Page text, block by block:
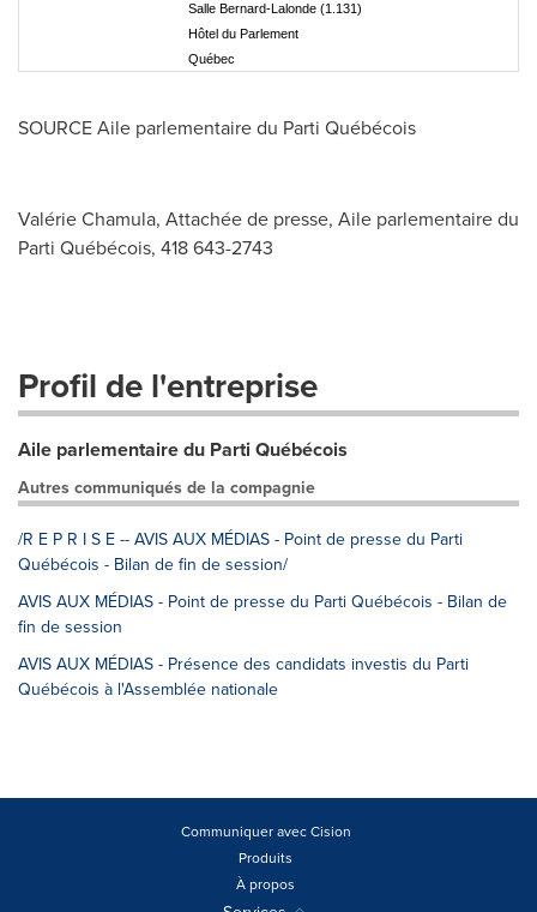
Salle Bernard-Lalonde (1.131)
Hôtel du Parlement
Québec
SOURCE Aile parlementaire du Parti Québécois
Valérie Chamula, Attachée de presse, Aile parlementaire du
Parti Québécois, 418 643-2743
Profil de l'entreprise
Aile parlementaire du Parti Québécois
Autres communiqués de la compagnie
/R E P R I S E -- AVIS AUX MÉDIAS - Point de presse du Parti
Québécois - Bilan de fin de session/
AVIS AUX MÉDIAS - Point de presse du Parti Québécois - Bilan de
fin de session
AVIS AUX MÉDIAS - Présence des candidats investis du Parti
Québécois à l'Assemblée nationale
Communiquer avec Cision
Produits
À propos